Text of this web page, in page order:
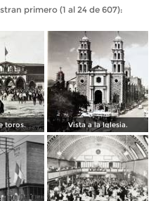
primero (1 al 24 de 607):
toros. Vista a la Iglesia.